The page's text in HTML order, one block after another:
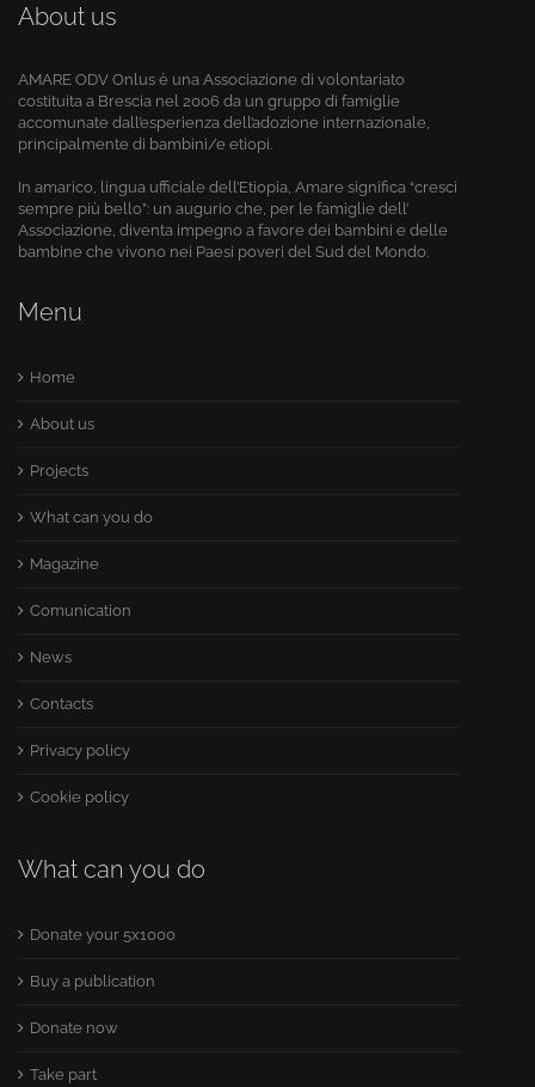
About us
AMARE ODV Onlus è una Associazione di volontariato
costituita a Brescia nel 2006 da un gruppo di famiglie
accomunate dall’esperienza dell’adozione internazionale,
principalmente di bambini/e etiopi.
In amarico, lingua ufficiale dell’Etiopia, Amare significa “cresci
sempre più bello”: un augurio che, per le famiglie dell’
Associazione, diventa impegno a favore dei bambini e delle
bambine che vivono nei Paesi poveri del Sud del Mondo.
Menu
Home
About us
Projects
What can you do
Magazine
Comunication
News
Contacts
Privacy policy
Cookie policy
What can you do
Donate your 5x1000
Buy a publication
Donate now
Take part